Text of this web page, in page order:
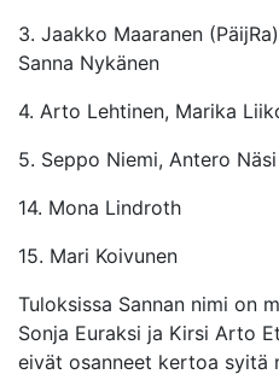
3. Jaakko Maaranen
Sanna Nykänen
4. Arto Lehtinen, Marika
5. Seppo Niemi, Antero
14. Mona Lindroth
15. Mari Koivunen
Tuloksissa Sannan nimi on
Sonja Euraksi ja Kirsi Arto
eivät osanneet kertoa syitä